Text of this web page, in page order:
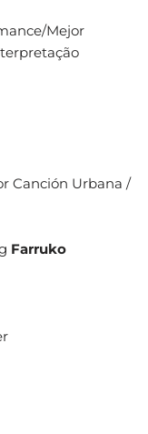
Mejor
Canción Urbana /
Farruko